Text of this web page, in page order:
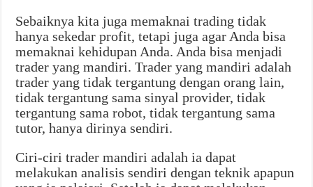
Sebaiknya kita juga memaknai trading tidak
hanya sekedar profit, tetapi juga agar Anda bisa
memaknai kehidupan Anda. Anda bisa menjadi
trader yang mandiri. Trader yang mandiri adalah
trader yang tidak tergantung dengan orang lain,
tidak tergantung sama sinyal provider, tidak
tergantung sama robot, tidak tergantung sama
tutor, hanya dirinya sendiri.
Ciri-ciri trader mandiri adalah ia dapat
melakukan analisis sendiri dengan teknik apapun